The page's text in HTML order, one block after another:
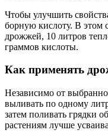
Чтобы улучшить
борную кислоту. В этом
дрожжей, 10 литров
граммов кислоты.
Как применять
Независимо от
выливать по одному
затем поливать грядки
растениям лучше